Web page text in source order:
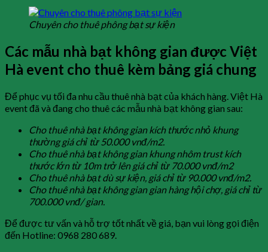
Chuyên cho thuê phông bạt sự kiện
Các mẫu nhà bạt không gian được Việt
Hà event cho thuê kèm bảng giá chung
Để phục vụ tối đa nhu cầu thuê nhà bạt của khách hàng. Việt Hà
event đã và đang cho thuê các mẫu nhà bạt không gian sau:
Cho thuê nhà bạt không gian kích thước nhỏ khung
thường giá chỉ từ 50.000 vnđ/m2.
Cho thuê nhà bạt không gian khung nhôm trust kích
thước lớn từ 10m trở lên giá chỉ từ 70.000 vnđ/m2
Cho thuê nhà bạt dù sự kiện, giá chỉ từ 90.000 vnđ/m2.
Cho thuê nhà bạt không gian gian hàng hội chợ, giá chỉ từ
700.000 vnđ/ gian.
Để được tư vấn và hỗ trợ tốt nhất về giá, bạn vui lòng gọi điện
đến Hotline: 0968 280 689.